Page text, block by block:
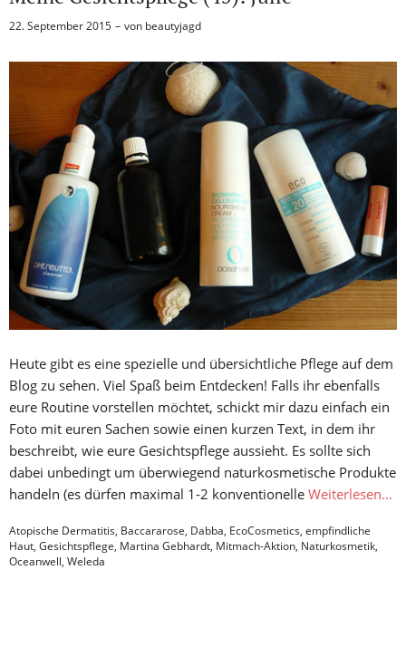
22. September 2015 von beautyjagd
Heute gibt es eine spezielle und übersichtliche Pflege auf dem
Blog zu sehen. Viel Spaß beim Entdecken! Falls ihr ebenfalls
eure Routine vorstellen möchtet, schickt mir dazu einfach ein
Foto mit euren Sachen sowie einen kurzen Text, in dem ihr
beschreibt, wie eure Gesichtspflege aussieht. Es sollte sich
dabei unbedingt um überwiegend naturkosmetische Produkte
handeln (es dürfen maximal 1-2 konventionelle Weiterlesen…
Atopische Dermatitis, Baccararose, Dabba, EcoCosmetics, empfindliche
Haut, Gesichtspflege, Martina Gebhardt, Mitmach-Aktion, Naturkosmetik,
Oceanwell, Weleda